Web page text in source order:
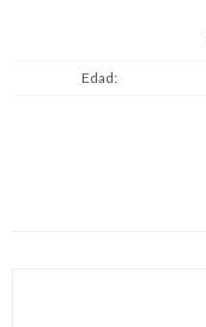
Edad